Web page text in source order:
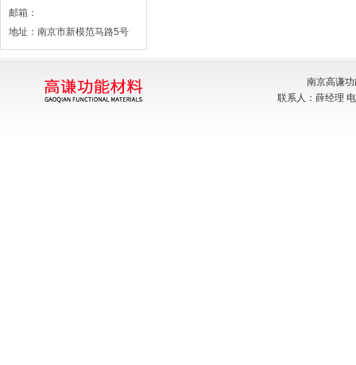
邮箱：
地址：南京市新模范马路5号
南京高谦
联系人：薛经理